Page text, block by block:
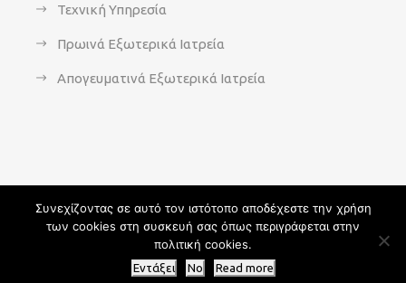
Τεχνική Υπηρεσία
Πρωινά Εξωτερικά Ιατρεία
Απογευματινά Εξωτερικά Ιατρεία
Copyright 2021 - agsavvas-hosp.gr - All Rights Reserved | An
Web-Creation powered by
Συνεχίζοντας σε αυτό τον ιστότοπο αποδέχεστε την χρήση
των cookies στη συσκευή σας όπως περιγράφεται στην
πολιτική cookies.
Εντάξει No Read more